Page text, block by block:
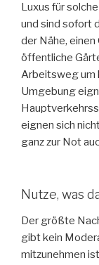
Luxus für
und sind sofort
der Nähe,
öffentliche
Arbeitsweg um
Umgebung
eignen sich
ganz zur Not
Nutze, was
Der größte
gibt kein
mitzunehmen